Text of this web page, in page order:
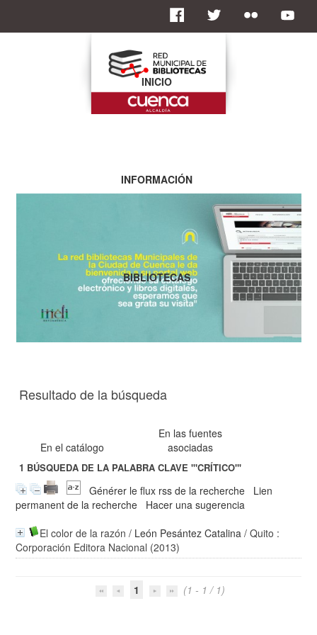
Resultado de la búsqueda
En el catálogo
En las fuentes
asociadas
1 BÚSQUEDA DE LA PALABRA CLAVE'"CRÍTICO"'
Générer le flux rss de la recherche
Lien
permanent de la recherche
Hacer una sugerencia
El color de la razón / León Pesántez Catalina / Quito :
Corporación Editora Nacional (2013)
1 (1 - 1 / 1)
INICIO
INFORMACIÓN
BIBLIOTECAS